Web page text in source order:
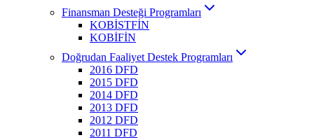
Finansman Desteği Programları
KOBİSTFİN
KOBİFİN
Doğrudan Faaliyet Destek Programları
2016 DFD
2015 DFD
2014 DFD
2013 DFD
2012 DFD
2011 DFD